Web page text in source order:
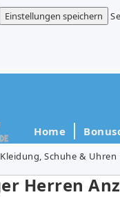
Einstellungen speichern
Home
Kleidung, Schuhe & Uhren
Herren